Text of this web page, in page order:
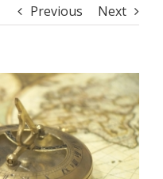
Previous Next